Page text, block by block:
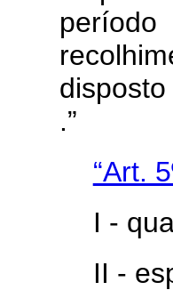
.”
“Art.
I -
II -